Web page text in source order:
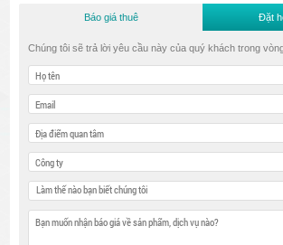
Báo giá thuê Đặt
Chúng tôi sẽ trả lời yêu cầu này của quý khách trong
Làm thế nào bạn biết chúng tôi